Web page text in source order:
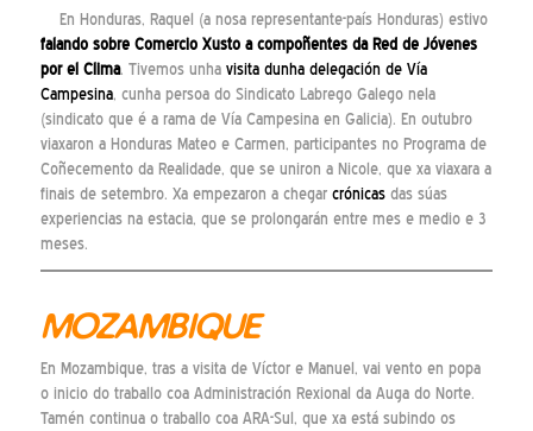
En Honduras, Raquel (a nosa representante-país Honduras) estivo
falando sobre Comercio Xusto a compoñentes da Red de Jóvenes
por el Clima. Tivemos unha visita dunha delegación de Vía
Campesina, cunha persoa do Sindicato Labrego Galego nela
(sindicato que é a rama de Vía Campesina en Galicia). En outubro
viaxaron a Honduras Mateo e Carmen, participantes no Programa de
Coñecemento da Realidade, que se uniron a Nicole, que xa viaxara a
finais de setembro. Xa empezaron a chegar crónicasdas súas
experiencias na estacia, que se prolongarán entre mes e medio e 3
meses.
MOZAMBIQUE
En Mozambique, tras a visita de Víctor e Manuel, vai vento en popa
o inicio do traballo coa Administración Rexional da Auga do Norte.
Tamén continua o traballo coa ARA-Sul, que xa está subindo os